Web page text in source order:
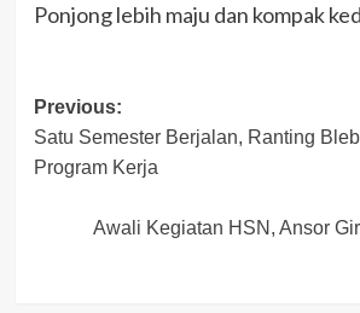
Ponjong lebih maju dan kompak
Post
navigation
Previous:
Satu Semester Berjalan, Ranting
Program Kerja
Awali Kegiatan HSN, Ansor